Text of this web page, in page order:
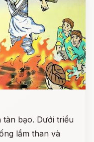
bạo. Dưới triều
lầm than và